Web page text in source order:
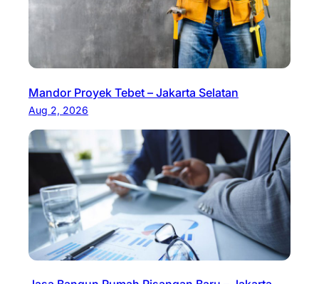
Mandor Proyek Tebet – Jakarta Selatan
Aug 2, 2026